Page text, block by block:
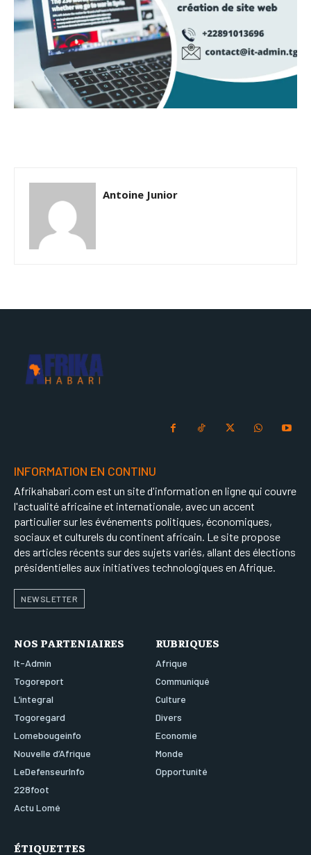
Antoine Junior
INFORMATION EN CONTINU
Afrikahabari.com est un site d'information en ligne qui couvre
l'actualité africaine et internationale, avec un accent
particulier sur les événements politiques, économiques,
sociaux et culturels du continent africain. Le site propose
des articles récents sur des sujets variés, allant des élections
présidentielles aux initiatives technologiques en Afrique.
NEWSLETTER
NOS PARTENIAIRES
It-Admin
Togoreport
L’integral
Togoregard
Lomebougeinfo
Nouvelle d’Afrique
LeDefenseurInfo
228foot
Actu Lomé
RUBRIQUES
Afrique
Communiqué
Culture
Divers
Economie
Monde
Opportunité
ÉTIQUETTES